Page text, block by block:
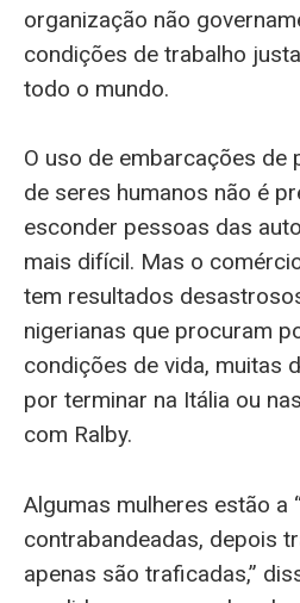
organização não
condições de trabalho
todo o mundo.
O uso de embarcações de
de seres humanos não é
esconder pessoas das
mais difícil. Mas o
tem resultados
nigerianas que procuram
condições de vida, muitas
por terminar na Itália ou
com Ralby.
Algumas mulheres estão a
contrabandeadas, depois
apenas são traficadas,”